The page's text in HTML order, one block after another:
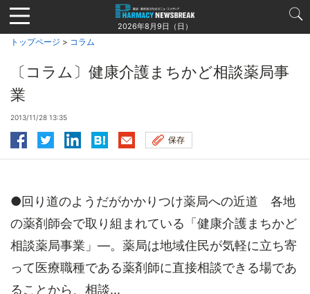
Jump
to
navigation
2026年8月9日（日）
トップページ > コラム
〔コラム〕健康介護まちかど相談薬局事
業
2013/11/28 13:35
保存
●回り道のようだがかかりつけ薬局への近道 各地
の薬剤師会で取り組まれている「健康介護まちかど
相談薬局事業」―。薬局は地域住民が気軽に立ち寄
って医療職種である薬剤師に直接相談できる場であ
ることから、相談...